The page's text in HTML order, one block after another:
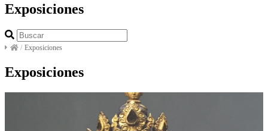
Exposiciones
/ Exposiciones
Exposiciones